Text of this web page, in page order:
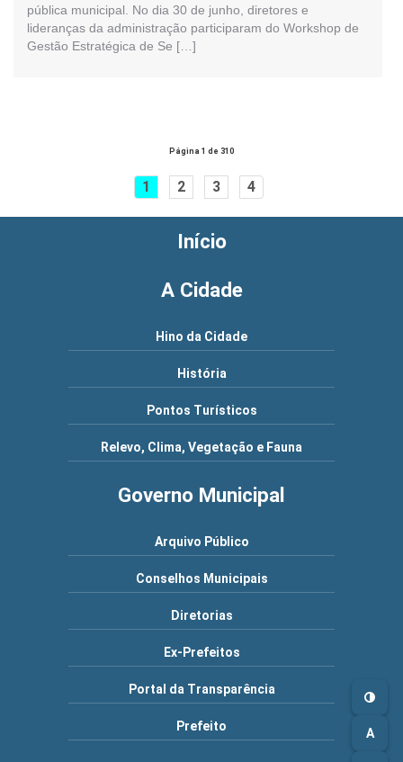
A
pública municipal. No dia 30 de junho, diretores e
lideranças da administração participaram do Workshop de
Gestão Estratégica de Se […]
Página 1 de 310
1 2 3 4
Início
A Cidade
Hino da Cidade
História
Pontos Turísticos
Relevo, Clima, Vegetação e Fauna
Governo Municipal
Arquivo Público
Conselhos Municipais
Diretorias
Ex-Prefeitos
Portal da Transparência
Prefeito